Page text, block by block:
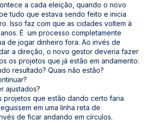
a cada eleição, quando o novo
tudo que estava sendo feito e inicia
Isso faz com que as cidades voltem à
É um processo completamente
de jogar dinheiro fora. Ao invés de
a direção, o novo gestor deveria fazer
os projetos que já estão em andamento:
resultado? Quais não estão?
ajustados?
projetos que estão dando certo faria
em uma linha reta de
de ficar andando em círculos.